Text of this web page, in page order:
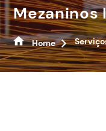
Home